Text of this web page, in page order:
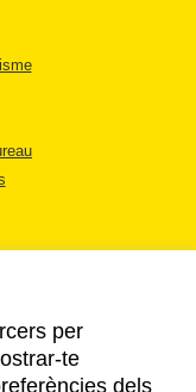
per
te
dels